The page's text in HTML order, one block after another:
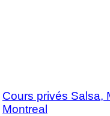
Cours privés Salsa,
Montreal